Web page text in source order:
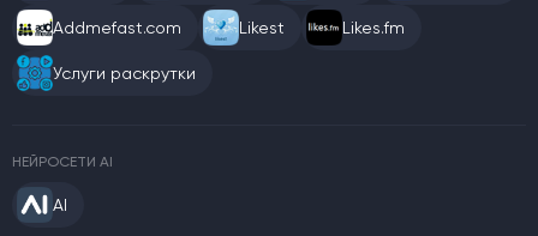
Addmefast.com Likest Likes.fm
Услуги раскрутки
НЕЙРОСЕТИ AI
AI